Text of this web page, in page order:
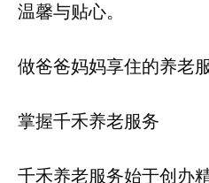
温馨与贴心。
做爸爸妈妈享住的养老
掌握千禾养老服务
千禾养老服务始于创办